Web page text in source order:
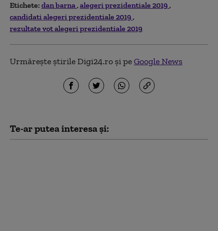
Etichete: dan barna alegeri prezidentiale 2019
candidati alegeri prezidentiale 2019
rezultate vot alegeri prezidentiale 2019
Urmărește știrile Digi24.ro și peGoogle News
Te-ar putea interesa și: